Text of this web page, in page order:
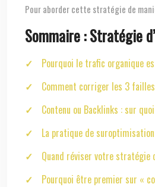
Pour aborder cette stratégie de
Sommaire : Stratégie
Pourquoi le trafic organique
Comment corriger les 3
Contenu ou Backlinks : sur
La pratique de
Quand réviser votre stratégie
Pourquoi être premier sur «